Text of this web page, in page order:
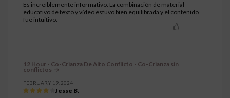
Es increíblemente informativo. La combinación de material
educativo de texto y vídeo estuvo bien equilibrada y el contenido
fue intuitivo.
12 Hour - Co-Crianza De Alto Conflicto - Co-Crianza sin
conflictos
FEBRUARY 19, 2024
Jesse B.